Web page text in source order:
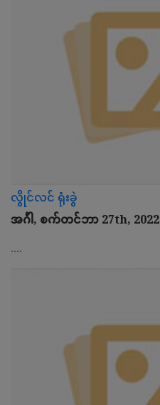
လွိုင်လင် ရုံးခွဲ
အင်္ဂါ, စက်တင်ဘာ 27th, 2022
....